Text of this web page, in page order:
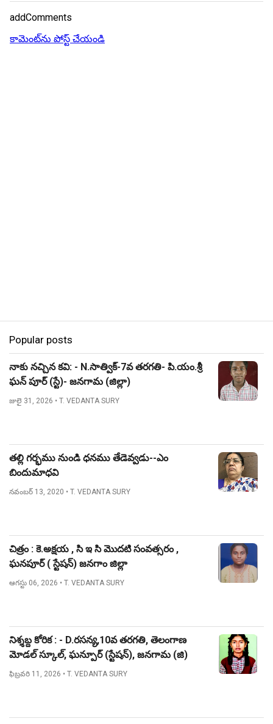
addComments
కామెంట్‌ను పోస్ట్ చేయండి
Popular posts
నాకు నచ్చిన కవి: - N.సాత్విక్-7వ తరగతి- పి.యం.శ్రీ
ఘన్ పూర్ (స్టే)- జనగామ (జిల్లా)
జులై 31, 2026 • T. VEDANTA SURY
తల్లి గర్భము నుండి ధనము తేడెవ్వడు--ఎం
బిందుమాధవి
నవంబర్ 13, 2020 • T. VEDANTA SURY
చిత్రం : కె.అక్షయ , సి ఇ సి మొదటి సంవత్సరం ,
ఘనపూర్ ( స్టేషన్) జనగాం జిల్లా
ఆగస్టు 06, 2026 • T. VEDANTA SURY
నిశ్శబ్ద కోరిక : - D.రసన్య,10వ తరగతి, తెలంగాణ
మోడల్ స్కూల్, ఘన్పూర్ (స్టేషన్), జనగామ (జి)
ఫిబ్రవరి 11, 2026 • T. VEDANTA SURY